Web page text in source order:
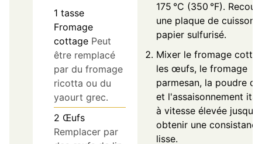
1 tasse
Fromage
cottage Peut
être remplacé
par du fromage
ricotta ou du
yaourt grec.
2 Œufs
Remplacer par
175 °C (350 °F).
une plaque de cuisson
papier sulfurisé.
Mixer le fromage
les œufs, le fromage
parmesan, la poudre
et l'assaisonnement
à vitesse élevée jusqu'à
obtenir une consistance
lisse.